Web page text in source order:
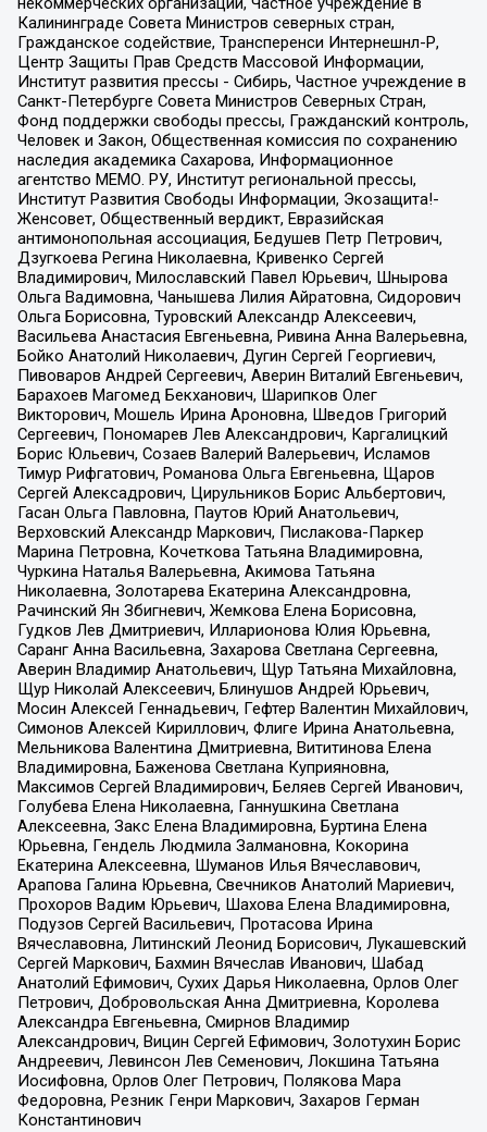
Калининграде Совета Министров северных стран,
Гражданское содействие, Трансперенси Интернешнл-Р,
Центр Защиты Прав Средств Массовой Информации,
Институт развития прессы - Сибирь, Частное учреждение в
Санкт-Петербурге Совета Министров Северных Стран,
Фонд поддержки свободы прессы, Гражданский контроль,
Человек и Закон, Общественная комиссия по сохранению
наследия академика Сахарова, Информационное
агентство МЕМО. РУ, Институт региональной прессы,
Институт Развития Свободы Информации, Экозащита!-
Женсовет, Общественный вердикт, Евразийская
антимонопольная ассоциация, Бедушев Петр Петрович,
Дзугкоева Регина Николаевна, Кривенко Сергей
Владимирович, Милославский Павел Юрьевич, Шнырова
Ольга Вадимовна, Чанышева Лилия Айратовна, Сидорович
Ольга Борисовна, Туровский Александр Алексеевич,
Васильева Анастасия Евгеньевна, Ривина Анна Валерьевна,
Бойко Анатолий Николаевич, Дугин Сергей Георгиевич,
Пивоваров Андрей Сергеевич, Аверин Виталий Евгеньевич,
Барахоев Магомед Бекханович, Шарипков Олег
Викторович, Мошель Ирина Ароновна, Шведов Григорий
Сергеевич, Пономарев Лев Александрович, Каргалицкий
Борис Юльевич, Созаев Валерий Валерьевич, Исламов
Тимур Рифгатович, Романова Ольга Евгеньевна, Щаров
Сергей Алексадрович, Цирульников Борис Альбертович,
Гасан Ольга Павловна, Паутов Юрий Анатольевич,
Верховский Александр Маркович, Пислакова-Паркер
Марина Петровна, Кочеткова Татьяна Владимировна,
Чуркина Наталья Валерьевна, Акимова Татьяна
Николаевна, Золотарева Екатерина Александровна,
Рачинский Ян Збигневич, Жемкова Елена Борисовна,
Гудков Лев Дмитриевич, Илларионова Юлия Юрьевна,
Саранг Анна Васильевна, Захарова Светлана Сергеевна,
Аверин Владимир Анатольевич, Щур Татьяна Михайловна,
Щур Николай Алексеевич, Блинушов Андрей Юрьевич,
Мосин Алексей Геннадьевич, Гефтер Валентин Михайлович,
Симонов Алексей Кириллович, Флиге Ирина Анатольевна,
Мельникова Валентина Дмитриевна, Вититинова Елена
Владимировна, Баженова Светлана Куприяновна,
Максимов Сергей Владимирович, Беляев Сергей Иванович,
Голубева Елена Николаевна, Ганнушкина Светлана
Алексеевна, Закс Елена Владимировна, Буртина Елена
Юрьевна, Гендель Людмила Залмановна, Кокорина
Екатерина Алексеевна, Шуманов Илья Вячеславович,
Арапова Галина Юрьевна, Свечников Анатолий Мариевич,
Прохоров Вадим Юрьевич, Шахова Елена Владимировна,
Подузов Сергей Васильевич, Протасова Ирина
Вячеславовна, Литинский Леонид Борисович, Лукашевский
Сергей Маркович, Бахмин Вячеслав Иванович, Шабад
Анатолий Ефимович, Сухих Дарья Николаевна, Орлов Олег
Петрович, Добровольская Анна Дмитриевна, Королева
Александра Евгеньевна, Смирнов Владимир
Александрович, Вицин Сергей Ефимович, Золотухин Борис
Андреевич, Левинсон Лев Семенович, Локшина Татьяна
Иосифовна, Орлов Олег Петрович, Полякова Мара
Федоровна, Резник Генри Маркович, Захаров Герман
Константинович